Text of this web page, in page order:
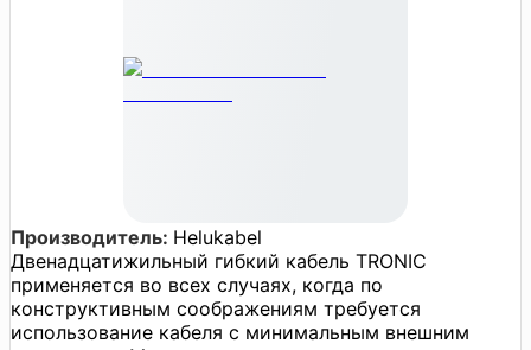
Производитель: Helukabel
Двенадцатижильный гибкий кабель TRONIC
применяется во всех случаях, когда по
конструктивным соображениям требуется
использование кабеля с минимальным внешним